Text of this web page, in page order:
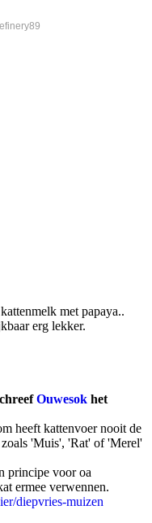
met papaya..
erg lekker.
Ouwesok het
heeft kattenvoer nooit de
'Muis', 'Rat' of 'Merel'
principe voor oa
ermee verwennen.
diepvries-muizen